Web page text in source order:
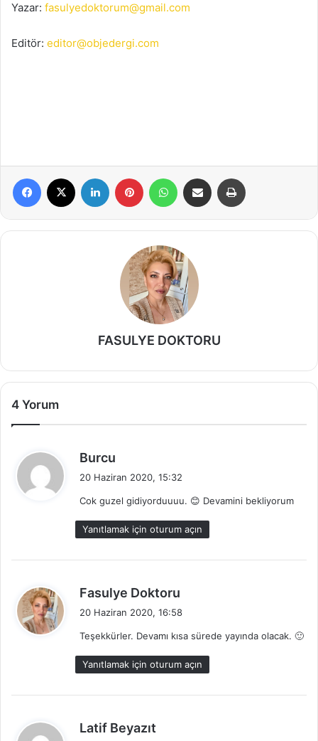
Yazar: fasulyedoktorum@gmail.com
Editör: editor@objedergi.com
Facebook LinkedIn Pinterest WhatsAppE-Posta ile paylaş
FASULYE DOKTORU
4 Yorum
Burcu
i
k
i
20 Haziran 2020, 15:32
Cok guzel gidiyorduuuu. 😊 Devamini bekliyorum
Yanıtlamak için oturum açın
Fasulye Doktoru
i
k
i
20 Haziran 2020, 16:58
Teşekkürler. Devamı kısa sürede yayında olacak. 🙂
Yanıtlamak için oturum açın
Latif Beyazıt